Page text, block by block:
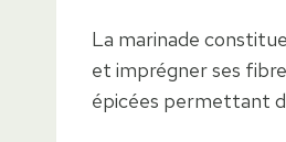
La marinade
et imprégner ses
épicées permettant